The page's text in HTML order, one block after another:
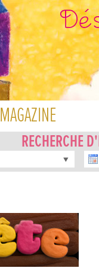
MAGAZINE
RECHERCHE